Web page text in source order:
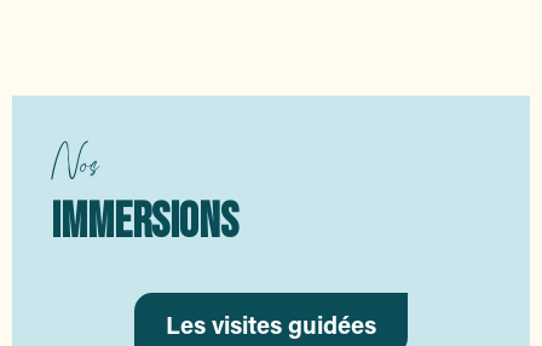
Nos
IMMERSIONS
Les visites guidées